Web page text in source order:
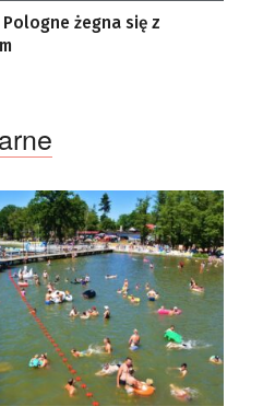
żegna się z